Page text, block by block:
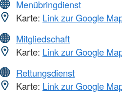
Menübringdienst
Karte: Link zur Google
Mitgliedschaft
Karte: Link zur Google
Rettungsdienst
Karte: Link zur Google